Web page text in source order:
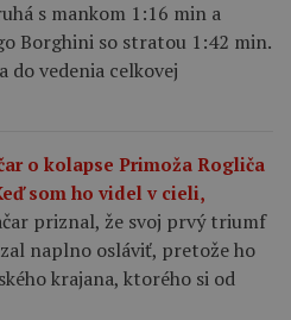
s mankom 1:16 min a
Borghini so stratou 1:42 min.
do vedenia celkovej
o kolapse Primoža Rogliča
som ho videl v cieli,
priznal, že svoj prvý triumf
naplno osláviť, pretože ho
krajana, ktorého si od